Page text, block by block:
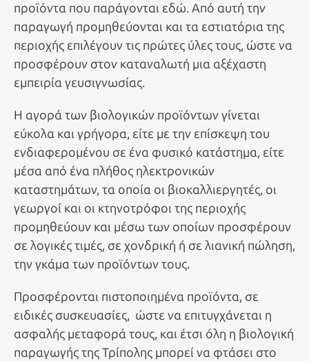
προϊόντα που παράγονται εδώ. Από αυτή την
παραγωγή προμηθεύονται και τα εστιατόρια της
περιοχής επιλέγουν τις πρώτες ύλες τους, ώστε να
προσφέρουν στον καταναλωτή μια αξέχαστη
εμπειρία γευσιγνωσίας.
Η αγορά των βιολογικών προϊόντων γίνεται
εύκολα και γρήγορα, είτε με την επίσκεψη του
ενδιαφερομένου σε ένα φυσικό κατάστημα, είτε
μέσα από ένα πλήθος ηλεκτρονικών
καταστημάτων, τα οποία οι βιοκαλλιεργητές, οι
γεωργοί και οι κτηνοτρόφοι της περιοχής
προμηθεύουν και μέσω των οποίων προσφέρουν
σε λογικές τιμές, σε χονδρική ή σε λιανική πώληση,
την γκάμα των προϊόντων τους.
Προσφέρονται πιστοποιημένα προϊόντα, σε
ειδικές συσκευασίες, ώστε να επιτυγχάνεται η
ασφαλής μεταφορά τους, και έτσι όλη η βιολογική
παραγωγής της Τρίπολης μπορεί να φτάσει στο